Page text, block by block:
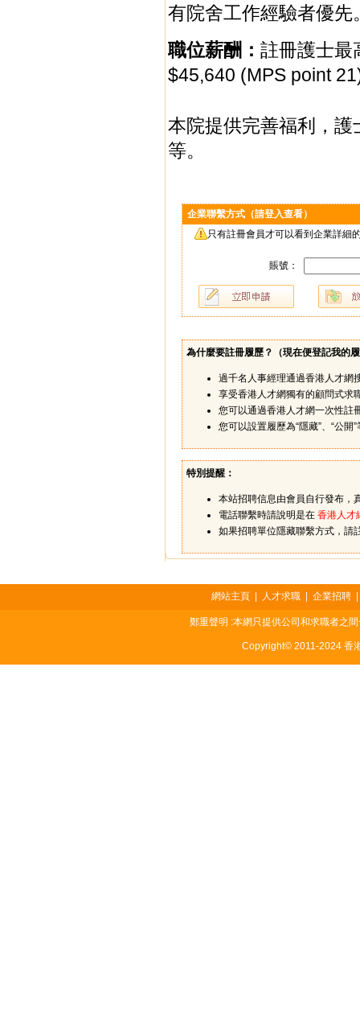
有院舍工作經驗者優先
職位薪酬： 註冊護士最
$45,640 (MPS point
本院提供完善福利，
等。
企業聯繫方式（請登入查看）
只有註冊會員才可以看到企業詳細
賬號：
為什麼要註冊履歷？（現在便登記我的
過千名人事經理通過香港人才網
享受香港人才網獨有的顧問式求
您可以通過香港人才網一次性註
您可以設置履歷為“隱藏”、“公
特別提醒：
本站招聘信息由會員自行發布，
電話聯繫時請說明是在 香港人才
如果招聘單位隱藏聯繫方式，請
網站主頁 人才求職 企業招聘
鄭重聲明 :本網只提供公司和求職者之
Copyright© 2011-2024 香